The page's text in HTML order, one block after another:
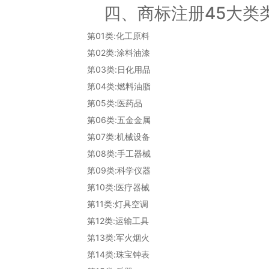
四、商标注册45大类
第01类:化工原料
第02类:涂料油漆
第03类:日化用品
第04类:燃料油脂
第05类:医药品
第06类:五金金属
第07类:机械设备
第08类:手工器械
第09类:科学仪器
第10类:医疗器械
第11类:灯具空调
第12类:运输工具
第13类:军火烟火
第14类:珠宝钟表